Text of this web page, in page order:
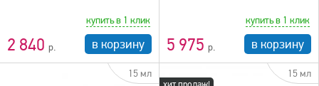
2 840
купить в 1 клик
в корзину 5 975
купить в 1 клик
в корзину
15 мл 15 мл